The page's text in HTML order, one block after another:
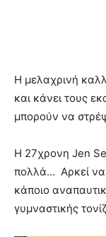
Η μελαχρινή
και κάνει τους
μπορούν να
Η 27χρονη Jen
πολλά… Αρκεί να
κάποιο
γυμναστικής